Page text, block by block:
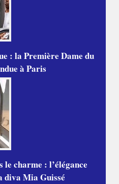
: la Première Dame du
à Paris
le charme : l’élégance
diva Mia Guissé